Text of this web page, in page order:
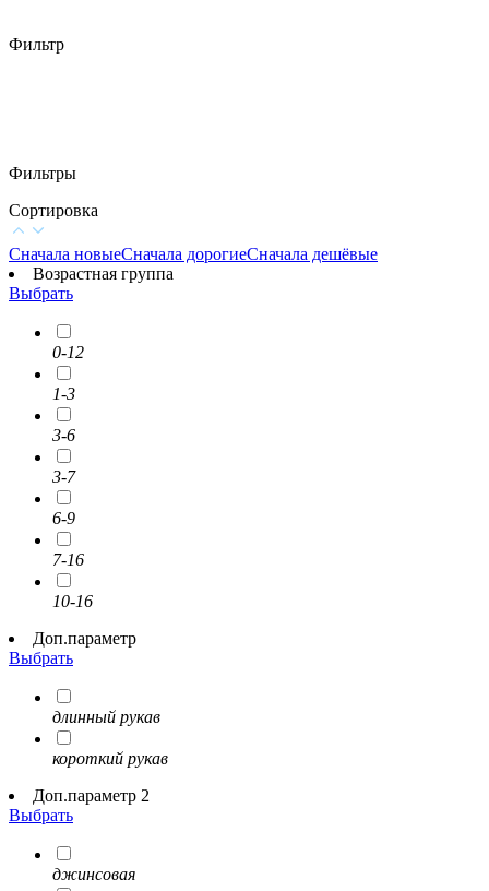
Фильтр
Фильтры
Сортировка
Сначала новыеСначала дорогиеСначала дешёвые
Возрастная группа
Выбрать
0-12
1-3
3-6
3-7
6-9
7-16
10-16
Доп.параметр
Выбрать
длинный рукав
короткий рукав
Доп.параметр 2
Выбрать
джинсовая